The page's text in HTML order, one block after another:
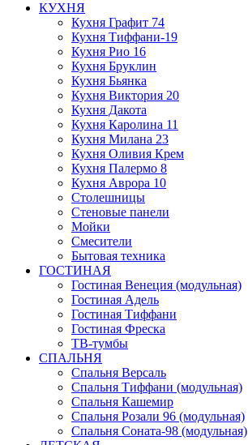
КУХНЯ
Кухня Графит 74
Кухня Тиффани-19
Кухня Рио 16
Кухня Бруклин
Кухня Бьянка
Кухня Виктория 20
Кухня Дакота
Кухня Каролина 11
Кухня Милана 23
Кухня Оливия Крем
Кухня Палермо 8
Кухня Аврора 10
Столешницы
Стеновые панели
Мойки
Смесители
Бытовая техника
ГОСТИНАЯ
Гостиная Венеция (модульная)
Гостиная Адель
Гостиная Тиффани
Гостиная Фреска
ТВ-тумбы
СПАЛЬНЯ
Спальня Версаль
Спальня Тиффани (модульная)
Спальня Кашемир
Спальня Розали 96 (модульная)
Спальня Соната-98 (модульная)